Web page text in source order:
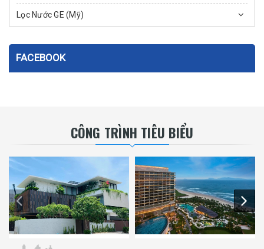
Lọc Nước GE (Mỹ)
FACEBOOK
CÔNG TRÌNH TIÊU BIỂU